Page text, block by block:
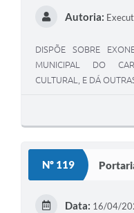
Autoria:
DISPÕE SOBRE
MUNICIPAL DO
CULTURAL, E DÁ
Nº 119
Data: 16/04/